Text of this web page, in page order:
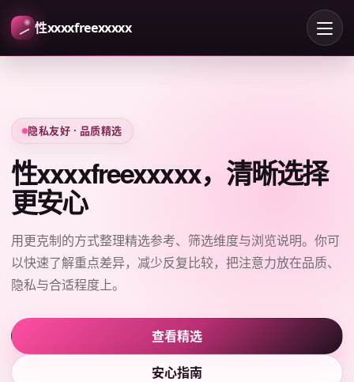
性xxxxfreexxxxx
隐私友好 · 品质精选
性xxxxfreexxxxx，清晰选择
更安心
用更克制的方式整理精选参考、筛选维度与浏览说明。你可
以快速了解重点差异，减少反复比较，把注意力放在品质、
隐私与合适程度上。
查看精选
安心指南